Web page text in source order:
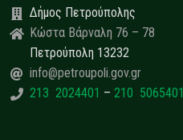
Δήμος Πετρούπολης
Κώστα Βάρναλη 76 – 78
Πετρούπολη 13232
info@petroupoli.gov.gr
213 2024401 – 210 5065401